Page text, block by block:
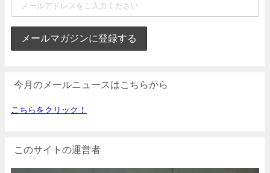
今月のメールニュースはこちらから
こちらをクリック！
このサイトの運営者